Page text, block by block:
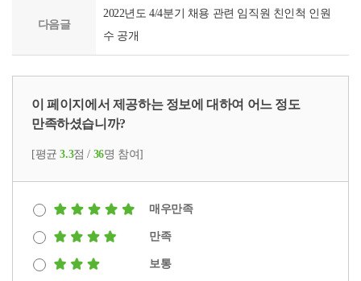
다음글
2022년도 4/4분기 채용 관련 임직원 친인척 인원
수 공개
이 페이지에서 제공하는 정보에 대하여 어느 정도
만족하셨습니까?
[평균3.3점 / 36명 참여]
매우만족
만족
보통